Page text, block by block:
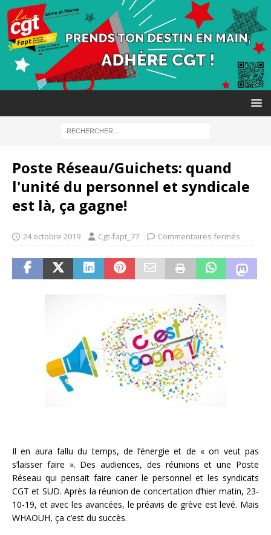
Poste Réseau/Guichets: quand
l'unité du personnel et syndicale
est là, ça gagne!
24 octobre 2019 Cgt-fapt_77 Commentaires fermés
Il en aura fallu du temps, de l’énergie et de « on veut pas
s’laisser faire ». Des audiences, des réunions et une Poste
Réseau qui pensait faire caner le personnel et les syndicats
CGT et SUD. Après la réunion de concertation d’hier matin, 23-
10-19, et avec les avancées, le préavis de grève est levé. Mais
WHAOUH, ça c’est du succès.